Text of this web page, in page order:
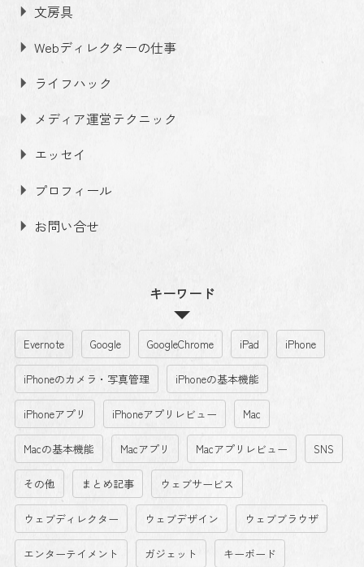
文房具
Webディレクターの仕事
ライフハック
メディア運営テクニック
エッセイ
プロフィール
お問い合せ
キーワード
Evernote Google GoogleChrome iPad iPhone
iPhoneのカメラ・写真管理 iPhoneの基本機能
iPhoneアプリ iPhoneアプリレビュー Mac
Macの基本機能 Macアプリ Macアプリレビュー SNS
その他 まとめ記事 ウェブサービス
ウェブディレクター ウェブデザイン ウェブブラウザ
エンターテイメント ガジェット キーボード